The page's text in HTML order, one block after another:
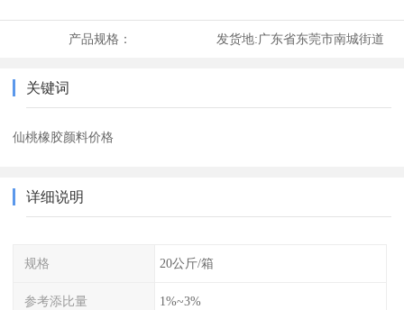
产品规格： 发货地:广东省东莞市南城街道
关键词
仙桃橡胶颜料价格
详细说明
规格 20公斤/箱
参考添比量 1%~3%